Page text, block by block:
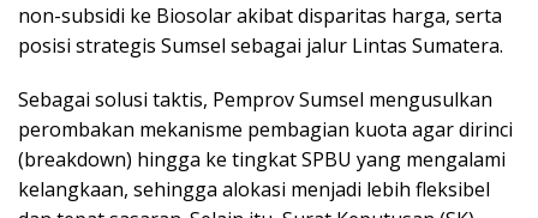
non-subsidi ke Biosolar akibat disparitas harga, serta
posisi strategis Sumsel sebagai jalur Lintas Sumatera.
Sebagai solusi taktis, Pemprov Sumsel mengusulkan
perombakan mekanisme pembagian kuota agar dirinci
(breakdown) hingga ke tingkat SPBU yang mengalami
kelangkaan, sehingga alokasi menjadi lebih fleksibel